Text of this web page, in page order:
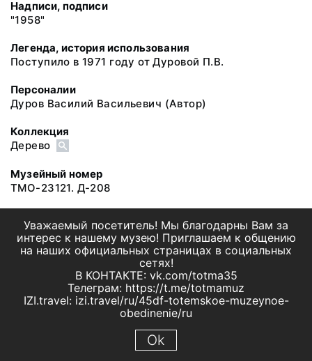
Надписи, подписи
"1958"
Легенда, история использования
Поступило в 1971 году от Дуровой П.В.
Персоналии
Дуров Василий Васильевич (Автор)
Коллекция
Дерево
Музейный номер
ТМО-23121. Д-208
Уважаемый посетитель! Мы благодарны Вам за
интерес к нашему музею! Приглашаем к общению
на наших официальных страницах в социальных
сетях!
В КОНТАКТЕ: vk.com/totma35
Телеграм: https://t.me/totmamuz
IZI.travel: izi.travel/ru/45df-totemskoe-muzeynoe-
obedinenie/ru
Ok